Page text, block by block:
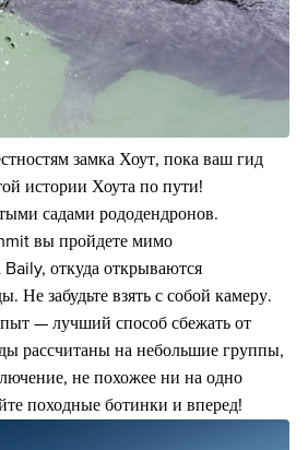
замка Хоут, пока ваш гид
истории Хоута по пути!
садами рододендронов.
вы пройдете мимо
откуда открываются
Не забудьте взять с собой камеру.
— лучший способ сбежать от
рассчитаны на небольшие группы,
не похожее ни на одно
походные ботинки и вперед!